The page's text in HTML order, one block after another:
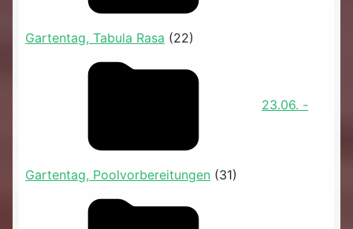
Gartentag, Tabula Rasa (22)
23.06. -
Gartentag, Poolvorbereitungen (31)